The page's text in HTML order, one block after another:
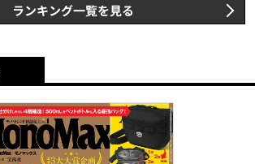
ランキング一覧を見る